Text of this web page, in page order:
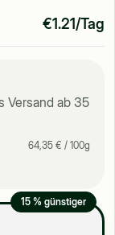
€1.21/Tag
Versand ab 35
64,35 € / 100g
15 % günstiger